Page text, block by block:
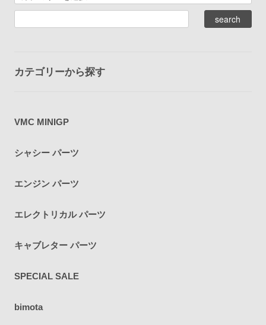
カテゴリーから探す
VMC MINIGP
シャシー パーツ
エンジン パーツ
エレクトリカル パーツ
キャブレター パーツ
SPECIAL SALE
bimota